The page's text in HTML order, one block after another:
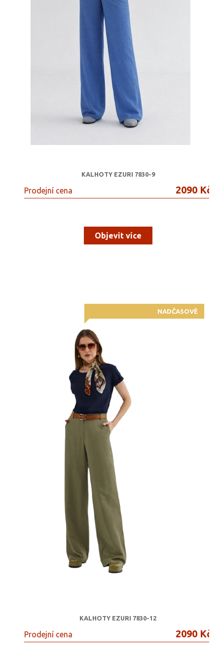
KALHOTY EZURI 7830-9
Prodejní cena 2090 Kč
Objevit více
NADČASOVÉ
KALHOTY EZURI 7830-12
Prodejní cena 2090 Kč